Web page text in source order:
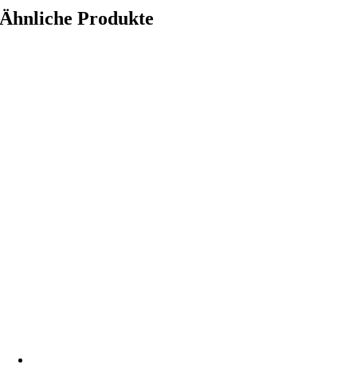
Ähnliche Produkte